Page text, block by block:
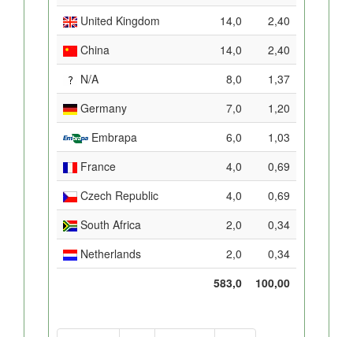
United Kingdom
14,0
2,40
China
14,0
2,40
N/A
8,0
1,37
Germany
7,0
1,20
Embrapa
6,0
1,03
France
4,0
0,69
Czech Republic
4,0
0,69
South Africa
2,0
0,34
Netherlands
2,0
0,34
583,0
100,00